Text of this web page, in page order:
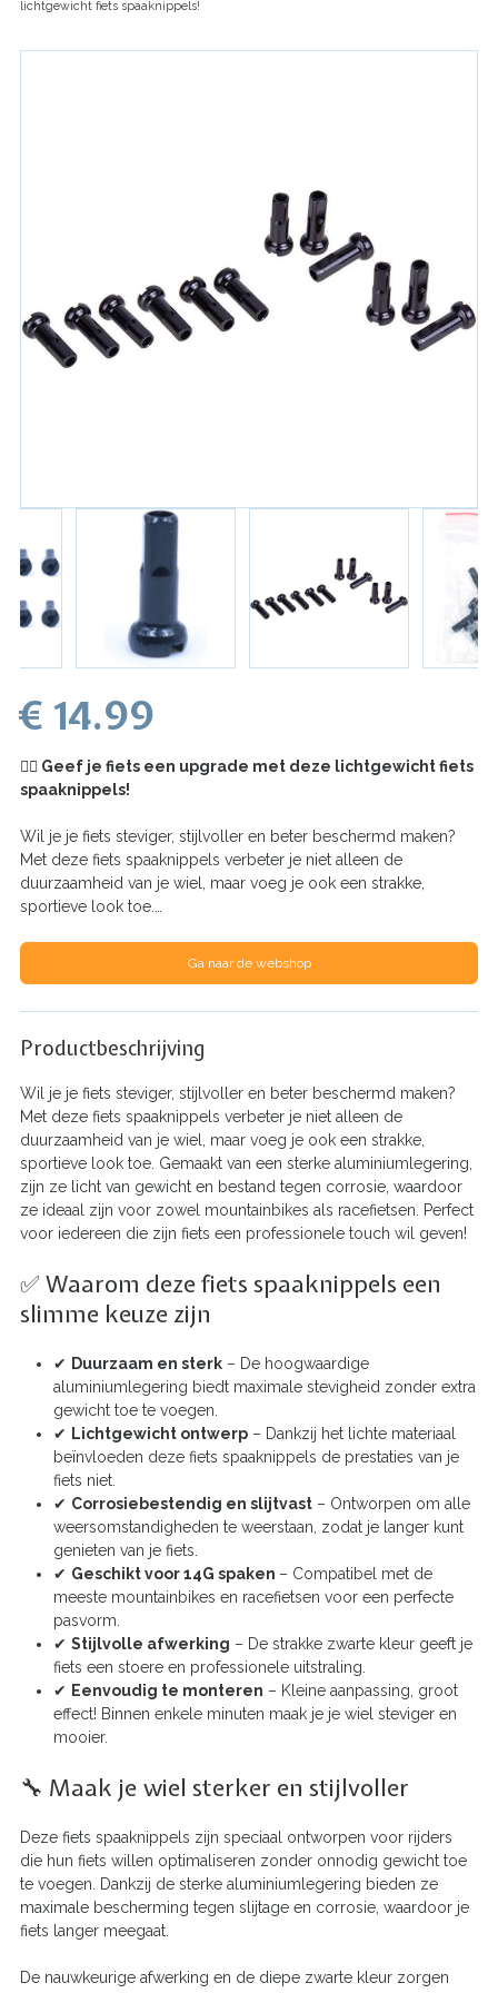
lichtgewicht fiets spaaknippels!
€ 14.99
🚴‍♂️ Geef je fiets een upgrade met deze lichtgewicht fiets
spaaknippels!
Wil je je fiets steviger, stijlvoller en beter beschermd maken?
Met deze fiets spaaknippels verbeter je niet alleen de
duurzaamheid van je wiel, maar voeg je ook een strakke,
sportieve look toe.…
Ga naar de webshop
Productbeschrijving
Wil je je fiets steviger, stijlvoller en beter beschermd maken?
Met deze fiets spaaknippels verbeter je niet alleen de
duurzaamheid van je wiel, maar voeg je ook een strakke,
sportieve look toe. Gemaakt van een sterke aluminiumlegering,
zijn ze licht van gewicht en bestand tegen corrosie, waardoor
ze ideaal zijn voor zowel mountainbikes als racefietsen. Perfect
voor iedereen die zijn fiets een professionele touch wil geven!
✅ Waarom deze fiets spaaknippels een
slimme keuze zijn
✔ Duurzaam en sterk – De hoogwaardige
aluminiumlegering biedt maximale stevigheid zonder extra
gewicht toe te voegen.
✔ Lichtgewicht ontwerp – Dankzij het lichte materiaal
beïnvloeden deze fiets spaaknippels de prestaties van je
fiets niet.
✔ Corrosiebestendig en slijtvast – Ontworpen om alle
weersomstandigheden te weerstaan, zodat je langer kunt
genieten van je fiets.
✔ Geschikt voor 14G spaken – Compatibel met de
meeste mountainbikes en racefietsen voor een perfecte
pasvorm.
✔ Stijlvolle afwerking – De strakke zwarte kleur geeft je
fiets een stoere en professionele uitstraling.
✔ Eenvoudig te monteren – Kleine aanpassing, groot
effect! Binnen enkele minuten maak je je wiel steviger en
mooier.
🔧 Maak je wiel sterker en stijlvoller
Deze fiets spaaknippels zijn speciaal ontworpen voor rijders
die hun fiets willen optimaliseren zonder onnodig gewicht toe
te voegen. Dankzij de sterke aluminiumlegering bieden ze
maximale bescherming tegen slijtage en corrosie, waardoor je
fiets langer meegaat.
De nauwkeurige afwerking en de diepe zwarte kleur zorgen